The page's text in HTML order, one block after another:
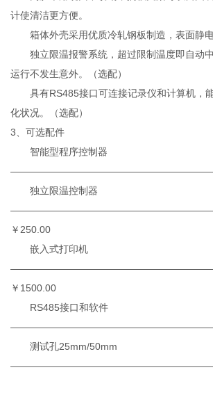
计使清洁更方便。
箱体外壳采用优质冷轧钢板制造，表面静电
独立限温报警系统，超过限制温度即自动
运行不发生意外。（选配）
具有RS485接口可连接记录仪和计算机，
化状况。（选配）
3、可选配件
智能型程序控制器
独立限温控制器
￥250.00
嵌入式打印机
￥1500.00
RS485接口和软件
测试孔25mm/50mm
—————————————————————￥